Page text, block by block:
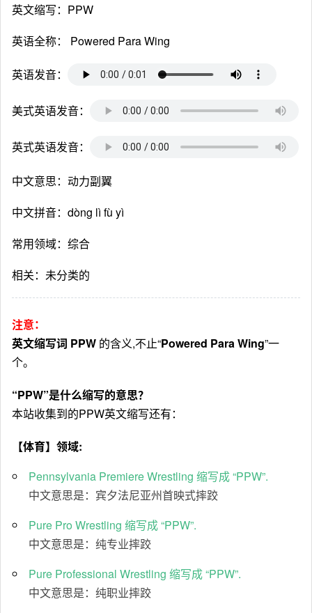
英文缩写：PPW
英语全称： Powered Para Wing
英语发音：
美式英语发音：
英式英语发音：
中文意思：动力副翼
中文拼音：dòng lì fù yì
常用领域：综合
相关：未分类的
注意：
英文缩写词 PPW 的含义,不止“Powered Para Wing”一
个。
“PPW”是什么缩写的意思？
本站收集到的PPW英文缩写还有：
【体育】领域:
Pennsylvania Premiere Wrestling 缩写成 “PPW”.
中文意思是：宾夕法尼亚州首映式摔跤
Pure Pro Wrestling 缩写成 “PPW”.
中文意思是：纯专业摔跤
Pure Professional Wrestling 缩写成 “PPW”.
中文意思是：纯职业摔跤